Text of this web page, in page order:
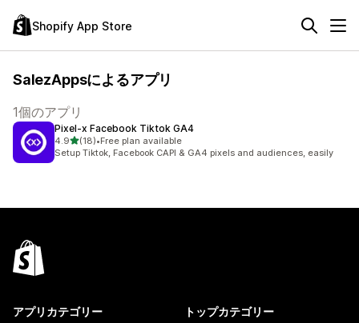
Shopify App Store
SalezAppsによるアプリ
1個のアプリ
Pixel‑x Facebook Tiktok GA4
4.95つ星中
(18)
合計レビュー数：18件
•Free plan available
Setup Tiktok, Facebook CAPI & GA4 pixels and audiences, easily
アプリカテゴリー トップカテゴリー